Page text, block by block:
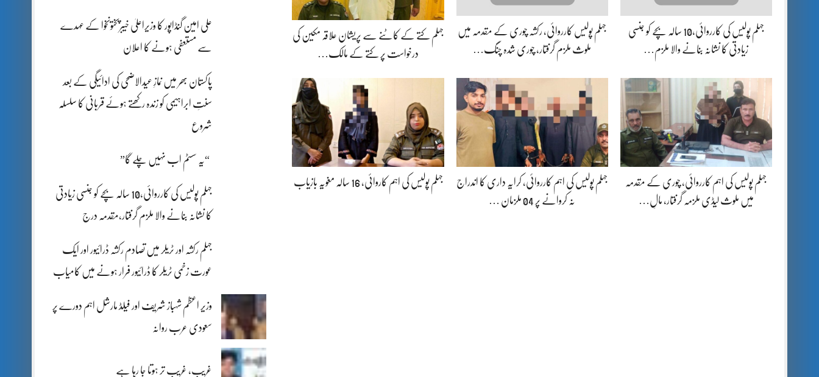
علی امین گنڈاپور کا وزیراعلیٰ خیبرپختونخوا کے عہدے
سے مستعفی ہونے کا اعلان
پاکستان بھر میں نمازِ عیدالاضحی کی ادائیگی کے بعد
سنتِ ابراہیمی کو زندہ رکھتے ہوئے قربانی کا سلسلہ
شروع
“یہ سسٹم اب نہیں چلے گا”
جہلم پولیس کی کارروائی،10 سالہ بچے کو جنسی زیادتی
کا نشانہ بنانے والا ملزم گرفتار،مقدمہ درج
جہلم رکشہ اور ٹریلر میں تصادم رکشہ ڈرائیور اور ایک
عورت زخمی ٹریلر کا ڈرائیور فرار ہونے میں کامیاب
وزیر اعظم شہباز شریف اور فیلڈ مارشل اہم دورے پر
سعودی عرب روانہ
غریب، غریب تر ہوتا جا رہا ہے
جہلم پولیس کی کارروائی،10 سالہ بچے کو جنسی
زیادتی کا نشانہ بنانے والا ملزم…
جہلم پولیس کارروائی، رکشہ چوری کے مقدمہ میں
ملوث ملزم گرفتار، چوری شدہ چنگ…
جہلم کتے کے کاٹنے سے پریشان علاقہ مکین کی
درخواست پر کتے کے مالک…
جہلم پولیس کی اہم کارروائی، چوری کے مقدمہ
میں ملوث لیڈی ملزمہ گرفتار، مالِ…
جہلم پولیس کی اہم کارروائی، کرایہ داری کا اندراج
نہ کروانے پر 04 ملزمان …
جہلم پولیس کی اہم کاروائی، 16 سالہ مغویہ بازیاب